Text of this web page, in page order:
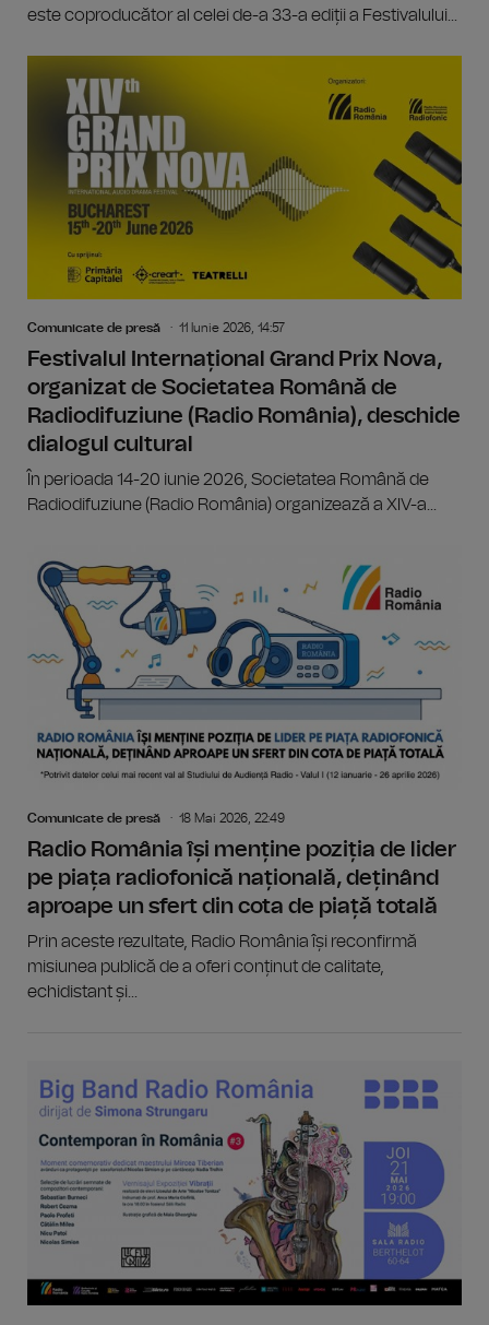
este coproducător al celei de-a 33-a ediții a Festivalului...
Comunicate de presă 11 Iunie 2026, 14:57
Festivalul Internațional Grand Prix Nova,
organizat de Societatea Română de
Radiodifuziune (Radio România), deschide
dialogul cultural
În perioada 14-20 iunie 2026, Societatea Română de
Radiodifuziune (Radio România) organizează a XIV-a...
Comunicate de presă 18 Mai 2026, 22:49
Radio România își menține poziția de lider
pe piața radiofonică națională, deținând
aproape un sfert din cota de piață totală
Prin aceste rezultate, Radio România își reconfirmă
misiunea publică de a oferi conținut de calitate,
echidistant și...